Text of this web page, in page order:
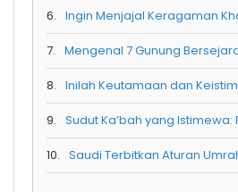
6.
7.
8.
9.
10.